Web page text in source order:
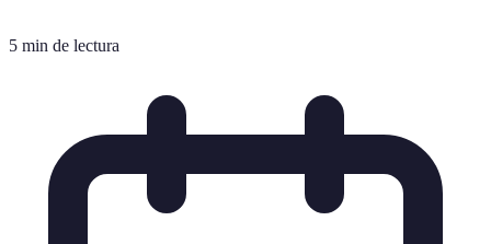
5 min de lectura